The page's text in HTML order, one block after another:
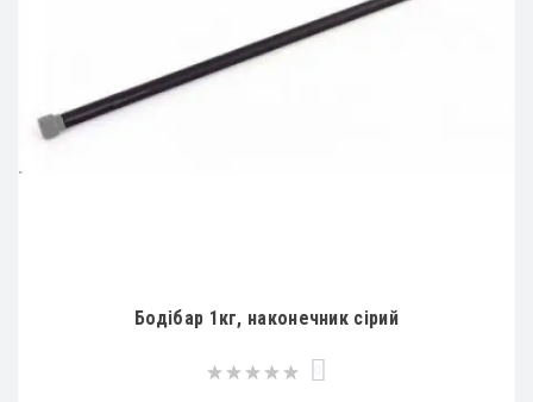
Бодібар 1кг, наконечник сірий